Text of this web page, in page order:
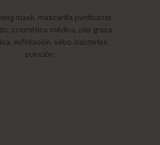
mask, mascarilla purificante,
cosmética médica, piel grasa,
exfoliación, sebo, bacterias,
polución